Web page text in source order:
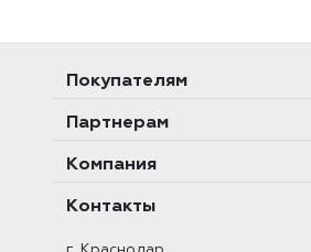
Покупателям
Партнерам
Компания
Контакты